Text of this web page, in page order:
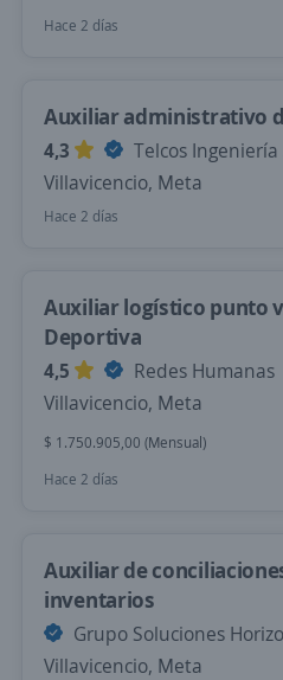
Hace 2 días
Auxiliar administrativo
4,3
Telcos Ingeniería
Villavicencio, Meta
Hace 2 días
Auxiliar logístico punto
Deportiva
4,5
Redes Humanas
Villavicencio, Meta
$ 1.750.905,00 (Mensual)
Hace 2 días
Auxiliar de
inventarios
Grupo Soluciones
Villavicencio, Meta